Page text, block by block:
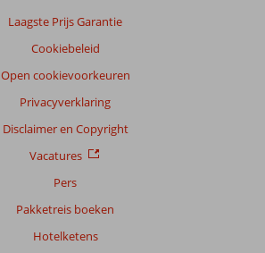
Laagste Prijs Garantie
Cookiebeleid
Open cookievoorkeuren
Privacyverklaring
Disclaimer en Copyright
Vacatures
Pers
Pakketreis boeken
Hotelketens